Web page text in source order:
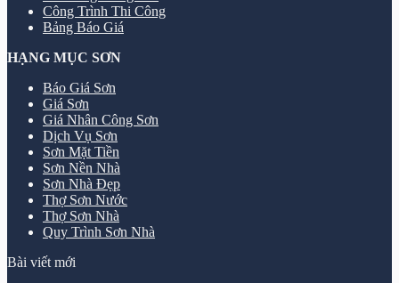
Công Trình Thi Công
Bảng Báo Giá
HẠNG MỤC SƠN
Báo Giá Sơn
Giá Sơn
Giá Nhân Công Sơn
Dịch Vụ Sơn
Sơn Mặt Tiền
Sơn Nền Nhà
Sơn Nhà Đẹp
Thợ Sơn Nước
Thợ Sơn Nhà
Quy Trình Sơn Nhà
Bài viết mới